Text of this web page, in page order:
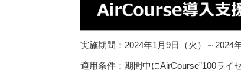
実施期間： 2024年1月9日（火）～2024
適用条件：期間中にAirCourse”100ライ